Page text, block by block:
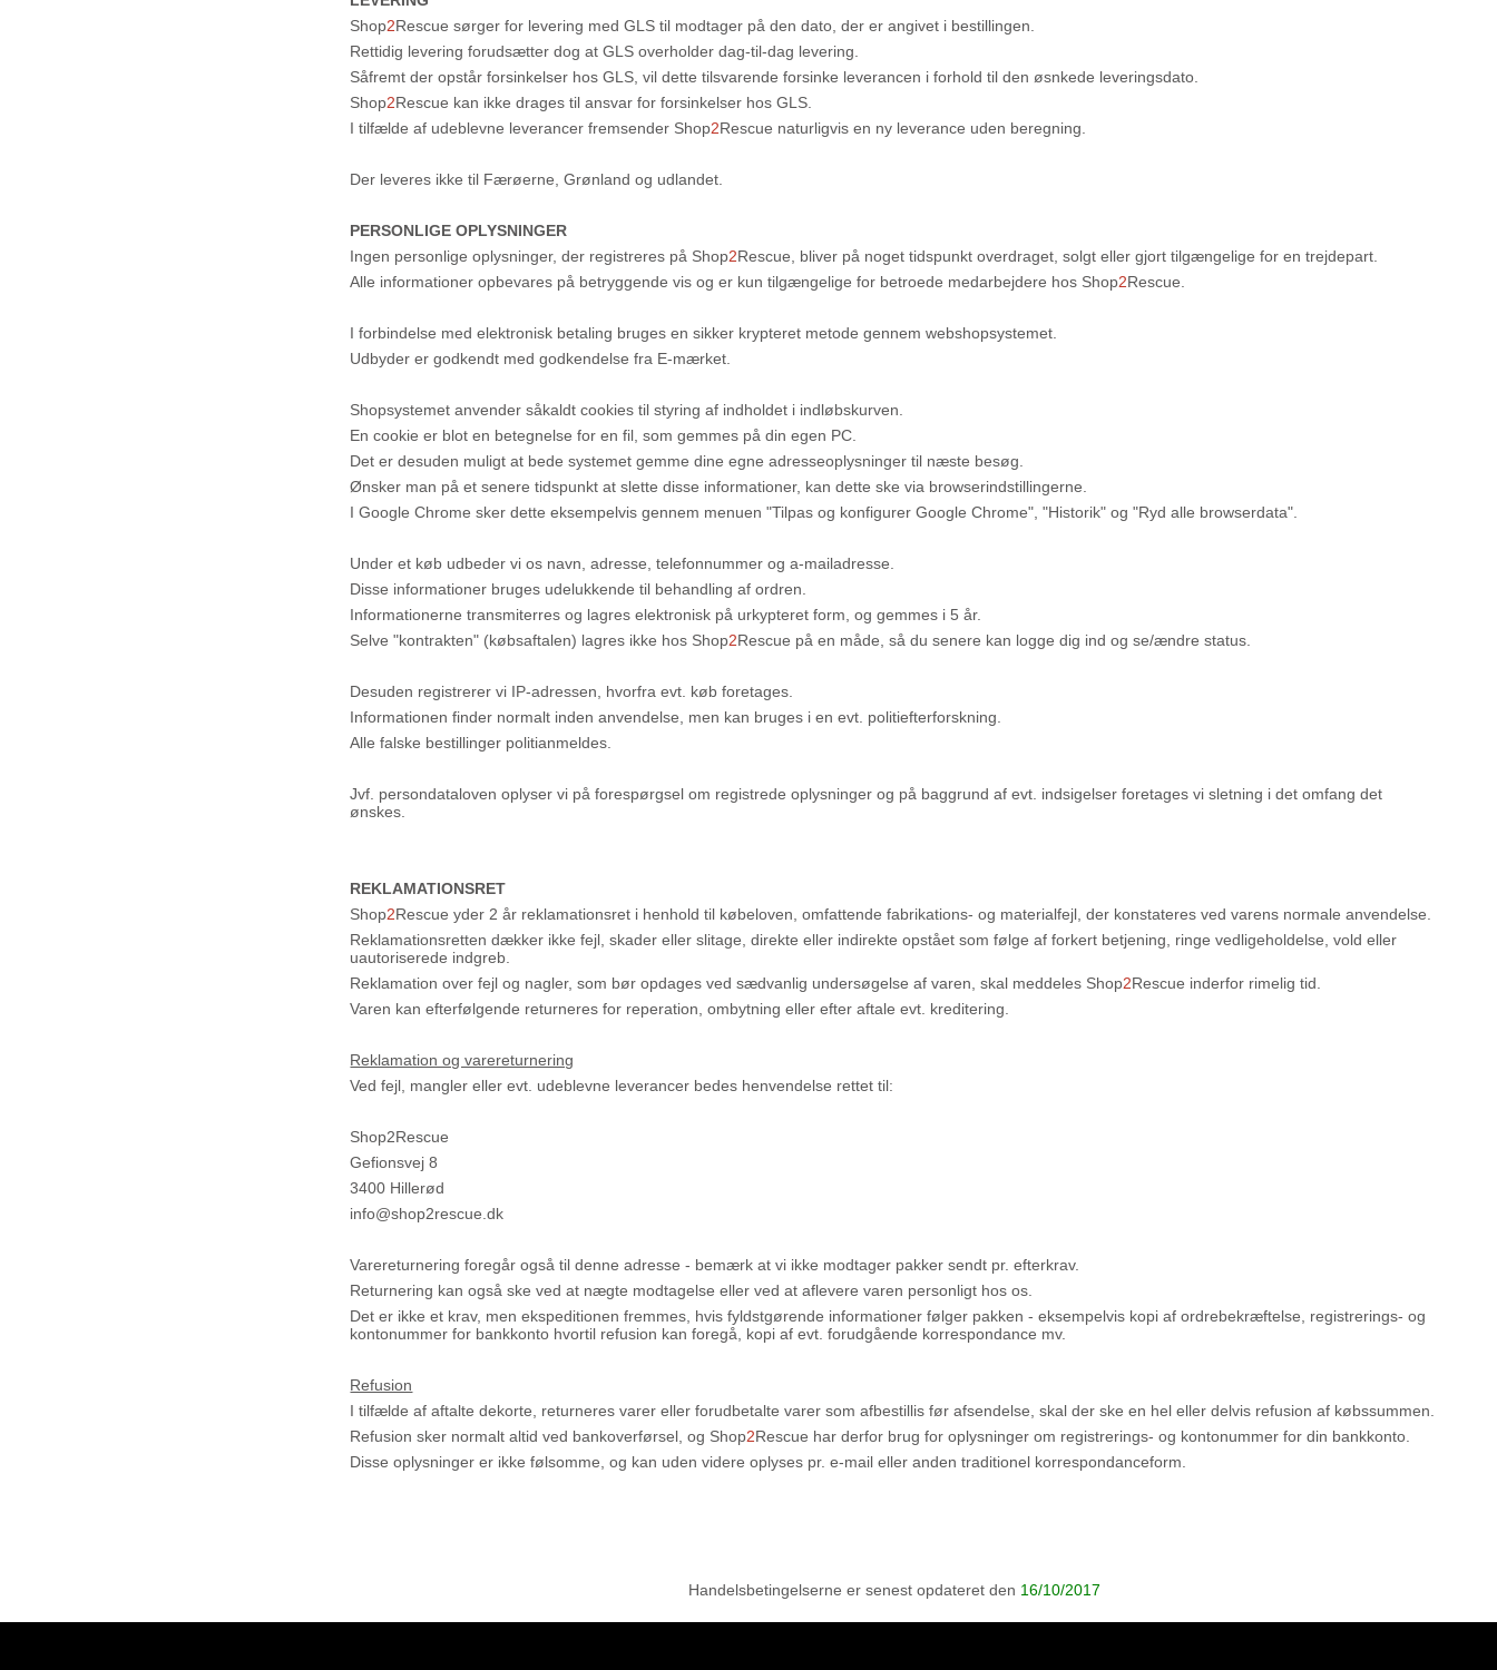
Shop2Rescue sørger for levering med GLS til modtager på den dato, der er angivet i bestillingen.
Rettidig levering forudsætter dog at GLS overholder dag-til-dag levering.
Såfremt der opstår forsinkelser hos GLS, vil dette tilsvarende forsinke leverancen i forhold til den øsnkede leveringsdato.
Shop2Rescue kan ikke drages til ansvar for forsinkelser hos GLS.
I tilfælde af udeblevne leverancer fremsender Shop2Rescue naturligvis en ny leverance uden beregning.
Der leveres ikke til Færøerne, Grønland og udlandet.
PERSONLIGE OPLYSNINGER
Ingen personlige oplysninger, der registreres på Shop2Rescue, bliver på noget tidspunkt overdraget, solgt eller gjort tilgængelige for en trejdepart.
Alle informationer opbevares på betryggende vis og er kun tilgængelige for betroede medarbejdere hos Shop2Rescue.
I forbindelse med elektronisk betaling bruges en sikker krypteret metode gennem webshopsystemet.
Udbyder er godkendt med godkendelse fra E-mærket.
Shopsystemet anvender såkaldt cookies til styring af indholdet i indløbskurven.
En cookie er blot en betegnelse for en fil, som gemmes på din egen PC.
Det er desuden muligt at bede systemet gemme dine egne adresseoplysninger til næste besøg.
Ønsker man på et senere tidspunkt at slette disse informationer, kan dette ske via browserindstillingerne.
I Google Chrome sker dette eksempelvis gennem menuen "Tilpas og konfigurer Google Chrome", "Historik" og "Ryd alle browserdata".
Under et køb udbeder vi os navn, adresse, telefonnummer og a-mailadresse.
Disse informationer bruges udelukkende til behandling af ordren.
Informationerne transmiterres og lagres elektronisk på urkypteret form, og gemmes i 5 år.
Selve "kontrakten" (købsaftalen) lagres ikke hos Shop2Rescue på en måde, så du senere kan logge dig ind og se/ændre status.
Desuden registrerer vi IP-adressen, hvorfra evt. køb foretages.
Informationen finder normalt inden anvendelse, men kan bruges i en evt. politiefterforskning.
Alle falske bestillinger politianmeldes.
Jvf. persondataloven oplyser vi på forespørgsel om registrede oplysninger og på baggrund af evt. indsigelser foretages vi sletning i det omfang det
ønskes.
REKLAMATIONSRET
Shop2Rescue yder 2 år reklamationsret i henhold til købeloven, omfattende fabrikations- og materialfejl, der konstateres ved varens normale anvendelse.
Reklamationsretten dækker ikke fejl, skader eller slitage, direkte eller indirekte opstået som følge af forkert betjening, ringe vedligeholdelse, vold eller
uautoriserede indgreb.
Reklamation over fejl og nagler, som bør opdages ved sædvanlig undersøgelse af varen, skal meddeles Shop2Rescue inderfor rimelig tid.
Varen kan efterfølgende returneres for reperation, ombytning eller efter aftale evt. kreditering.
Reklamation og varereturnering
Ved fejl, mangler eller evt. udeblevne leverancer bedes henvendelse rettet til:
Shop2Rescue
Gefionsvej 8
3400 Hillerød
info@shop2rescue.dk
Varereturnering foregår også til denne adresse - bemærk at vi ikke modtager pakker sendt pr. efterkrav.
Returnering kan også ske ved at nægte modtagelse eller ved at aflevere varen personligt hos os.
Det er ikke et krav, men ekspeditionen fremmes, hvis fyldstgørende informationer følger pakken - eksempelvis kopi af ordrebekræftelse, registrerings- og
kontonummer for bankkonto hvortil refusion kan foregå, kopi af evt. forudgående korrespondance mv.
Refusion
I tilfælde af aftalte dekorte, returneres varer eller forudbetalte varer som afbestillis før afsendelse, skal der ske en hel eller delvis refusion af købssummen.
Refusion sker normalt altid ved bankoverførsel, og Shop2Rescue har derfor brug for oplysninger om registrerings- og kontonummer for din bankkonto.
Disse oplysninger er ikke følsomme, og kan uden videre oplyses pr. e-mail eller anden traditionel korrespondanceform.
Handelsbetingelserne er senest opdateret den 16/10/2017